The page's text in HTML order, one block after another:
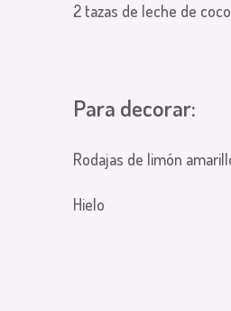
2 tazas de leche de coco
Para decorar:
Rodajas de limón
Hielo